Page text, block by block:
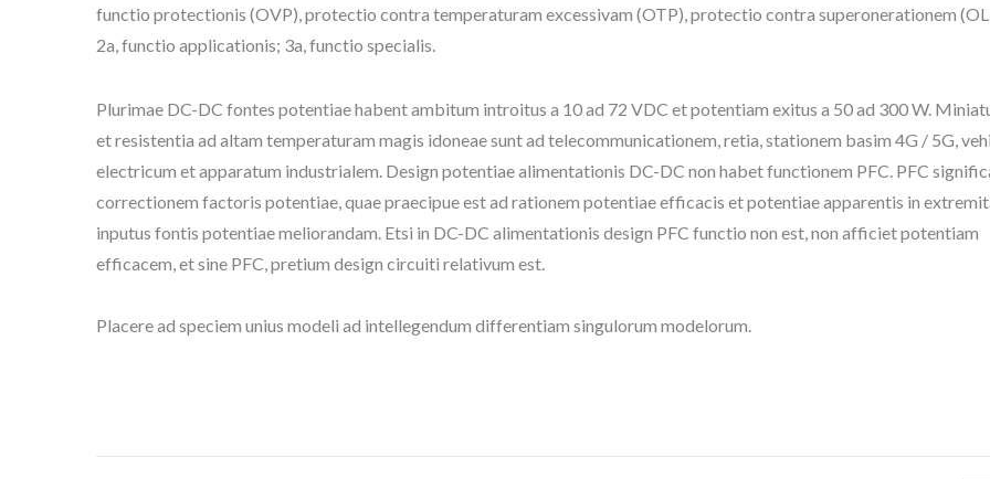
functio protectionis (OVP), protectio contra temperaturam excessivam (OTP), protectio contra superonerationem
2a, functio applicationis; 3a, functio specialis.
Plurimae DC-DC fontes potentiae habent ambitum introitus a 10 ad 72 VDC et potentiam exitus a 50 ad 300 W.
et resistentia ad altam temperaturam magis idoneae sunt ad telecommunicationem, retia, stationem basim 4G / 5G,
electricum et apparatum industrialem. Design potentiae alimentationis DC-DC non habet functionem PFC. PFC
correctionem factoris potentiae, quae praecipue est ad rationem potentiae efficacis et potentiae apparentis in
inputus fontis potentiae meliorandam. Etsi in DC-DC alimentationis design PFC functio non est, non afficiet potentiam
efficacem, et sine PFC, pretium design circuiti relativum est.
Placere ad speciem unius modeli ad intellegendum differentiam singulorum modelorum.